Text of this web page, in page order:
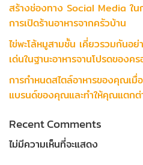
สร้างช่องทาง Social Media ใน
การเปิดร้านอาหารจากครัวบ้าน
ไข่พะโล้หมูสามชั้น เคี่ยวรวมกันอ
เด่นในฐานะอาหารจานโปรดของค
การกำหนดสไตล์อาหารของคุณเมื่
แบรนด์ของคุณและทำให้คุณแตกต่
Recent Comments
ไม่มีความเห็นที่จะแสดง